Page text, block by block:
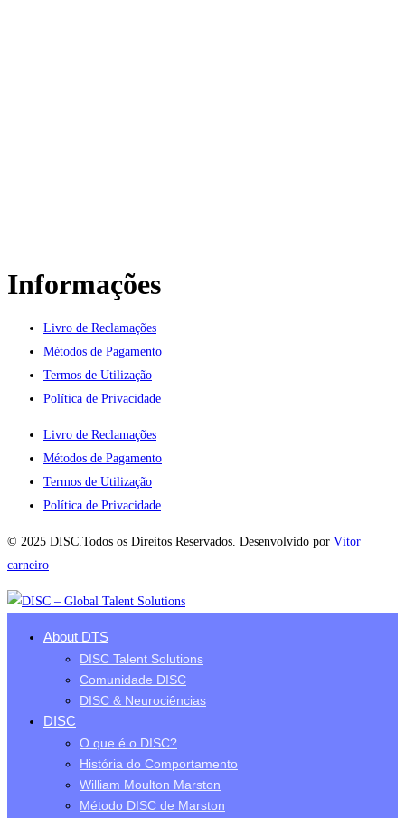
Informações
Livro de Reclamações
Métodos de Pagamento
Termos de Utilização
Política de Privacidade
Livro de Reclamações
Métodos de Pagamento
Termos de Utilização
Política de Privacidade
© 2025 DISC.Todos os Direitos Reservados. Desenvolvido por Vítor
carneiro
About DTS
DISC Talent Solutions
Comunidade DISC
DISC & Neurociências
DISC
O que é o DISC?
História do Comportamento
William Moulton Marston
Método DISC de Marston